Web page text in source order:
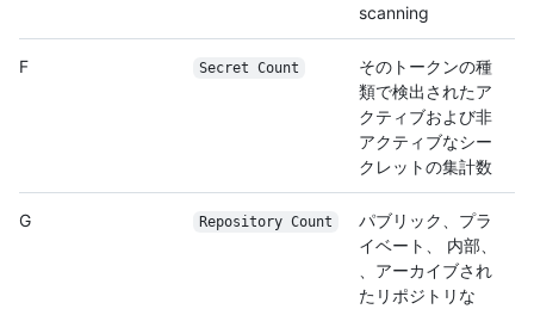
scanning
F Secret Count
そのトークンの種
類で検出されたア
クティブおよび非
アクティブなシー
クレットの集計数
G Repository Count
パブリック、プラ
イベート、 内部、
、アーカイブされ
たリポジトリな